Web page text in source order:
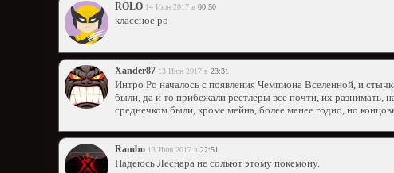
ROLO 14 Июн 2017 в 00:50
классное ро
Xander87 13 Июн 2017 в 23:31
Интро Ро началось с появления Чемпиона Вселенной, и
были, да и то прибежали рестлеры все почти, их разнимать,
среднечком были, кроме мейна, более менее годно, но
Rambo 13 Июн 2017 в 22:51
Надеюсь Леснара не сольют этому покемону.